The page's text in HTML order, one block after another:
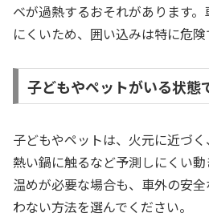
ベが過熱するおそれがあります
にくいため、囲い込みは特に危険
子どもやペットがいる状態
子どもやペットは、火元に近づく
熱い鍋に触るなど予測しにくい
温めが必要な場合も、車外の安
わない方法を選んでください。